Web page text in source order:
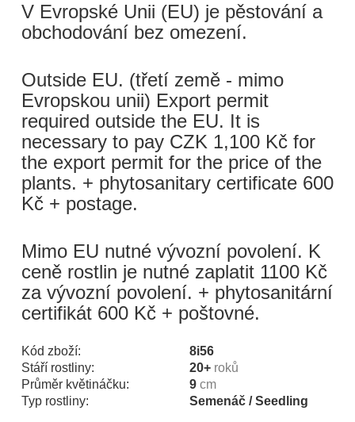
V Evropské Unii (EU) je pěstování a
obchodování bez omezení.
Outside EU. (třetí země - mimo
Evropskou unii) Export permit
required outside the EU. It is
necessary to pay CZK 1,100 Kč for
the export permit for the price of the
plants. + phytosanitary certificate 600
Kč + postage.
Mimo EU nutné vývozní povolení. K
ceně rostlin je nutné zaplatit 1100 Kč
za vývozní povolení. + phytosanitární
certifikát 600 Kč + poštovné.
Kód zboží:
8i56
Stáří rostliny:
20+ roků
Průměr květináčku:
9 cm
Typ rostliny:
Semenáč / Seedling